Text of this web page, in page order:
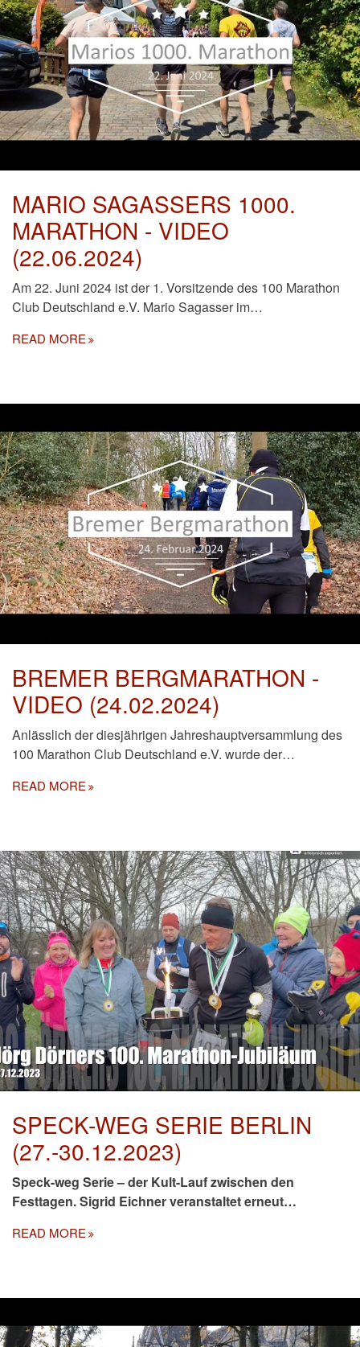
MARIO SAGASSERS 1000.
MARATHON - VIDEO
(22.06.2024)
Am 22. Juni 2024 ist der 1. Vorsitzende des 100 Marathon
Club Deutschland e.V. Mario Sagasser im…
READ MORE
BREMER BERGMARATHON -
VIDEO (24.02.2024)
Anlässlich der diesjährigen Jahreshauptversammlung des
100 Marathon Club Deutschland e.V. wurde der…
READ MORE
SPECK-WEG SERIE BERLIN
(27.-30.12.2023)
Speck-weg Serie – der Kult-Lauf zwischen den
Festtagen. Sigrid Eichner veranstaltet erneut…
READ MORE